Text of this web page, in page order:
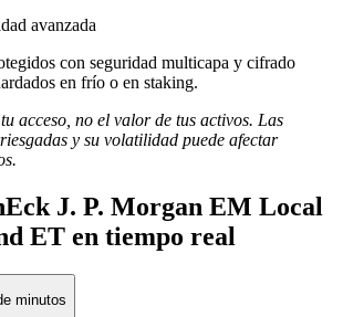
avanzada
con seguridad multicapa y cifrado
en frío o en staking.
acceso, no el valor de tus activos. Las
y su volatilidad puede afectar
J. P. Morgan EM Local
ET en tiempo real
minutos